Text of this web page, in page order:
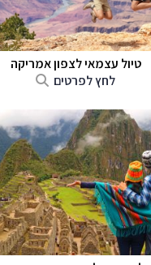
טיול עצמאי לצפון אמריקה
לחץ לפרטים